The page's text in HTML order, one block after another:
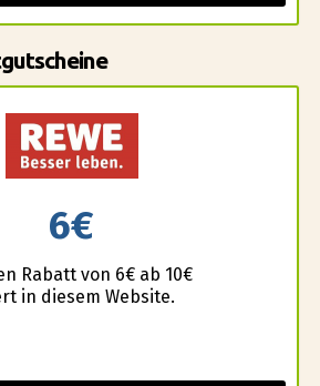
6€
Rabatt von 6€ ab 10€
in diesem Website.